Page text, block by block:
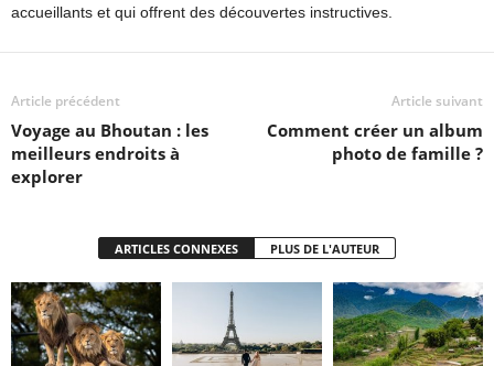
accueillants et qui offrent des découvertes instructives.
Article précédent
Voyage au Bhoutan : les
meilleurs endroits à
explorer
Article suivant
Comment créer un album
photo de famille ?
ARTICLES CONNEXES PLUS DE L'AUTEUR